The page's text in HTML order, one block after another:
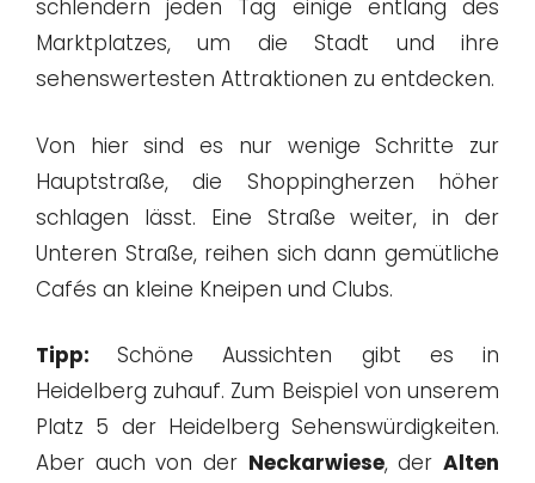
schlendern jeden Tag einige entlang des
Marktplatzes, um die Stadt und ihre
sehenswertesten Attraktionen zu entdecken.
Von hier sind es nur wenige Schritte zur
Hauptstraße, die Shoppingherzen höher
schlagen lässt. Eine Straße weiter, in der
Unteren Straße, reihen sich dann gemütliche
Cafés an kleine Kneipen und Clubs.
Tipp:Schöne Aussichten gibt es in
Heidelberg zuhauf. Zum Beispiel von unserem
Platz 5 der Heidelberg Sehenswürdigkeiten.
Aber auch von der Neckarwiese, derAlten